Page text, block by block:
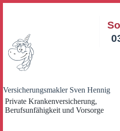
Versicherungsmakler Sven Hennig
Private Krankenversicherung,
Berufsunfähigkeit und Vorsorge